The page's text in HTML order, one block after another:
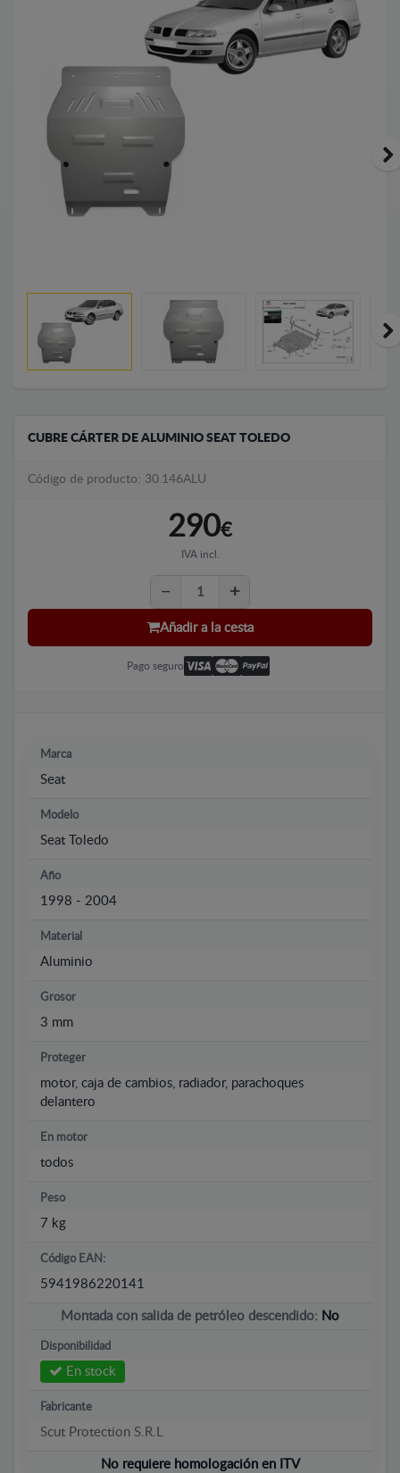
CUBRE CÁRTER DE ALUMINIO SEAT TOLEDO
Código de producto: 30.146ALU
290€
IVA incl.
Añadir a la cesta
Pago seguro
Marca
Seat
Modelo
Seat Toledo
Año
1998 - 2004
Material
Aluminio
Grosor
3 mm
Proteger
motor, caja de cambios, radiador, parachoques
delantero
En motor
todos
Peso
7 kg
Código EAN:
5941986220141
Montada con salida de petróleo descendido: No
Disponibilidad
En stock
Fabricante
Scut Protection S.R.L
No requiere homologación en ITV